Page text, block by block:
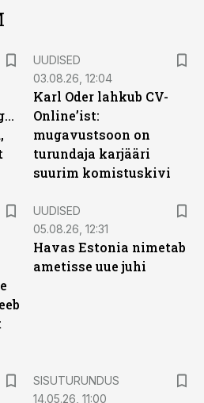
UUDISED
03.08.26, 12:04
Karl Oder lahkub CV-
Online’ist:
mugavustsoon on
turundaja karjääri
suurim komistuskivi
UUDISED
05.08.26, 12:31
Havas Estonia nimetab
ametisse uue juhi
SISUTURUNDUS
14.05.26, 11:00